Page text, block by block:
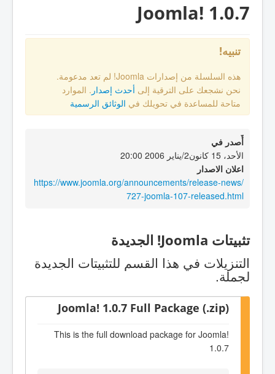
Joomla! 1.0.7
تنبيه!
هذه السلسلة من إصدارات Joomla! لم تعد مدعومة.
نحن نشجعك على الترقية إلى أحدث إصدار . الموارد
متاحة للمساعدة في تحويلك في الوثائق الرسمية
أٌصدر في
الأحد، 15 كانون2/يناير 2006 20:00
اعلان الاصدار
https://www.joomla.org/announcements/release-news/
727-joomla-107-released.html
تثبيتات Joomla! الجديدة
التنزيلات في هذا القسم للتثبيتات الجديدة
لجملة.
Joomla! 1.0.7 Full Package (.zip)
This is the full download package for Joomla!
1.0.7